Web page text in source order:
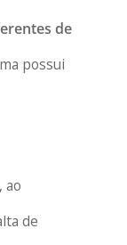
de
possui
ao
de